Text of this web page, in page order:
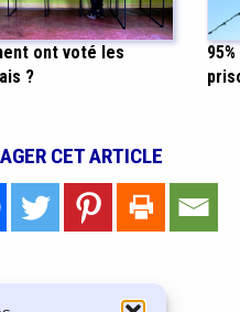
ont voté les
?
CET ARTICLE